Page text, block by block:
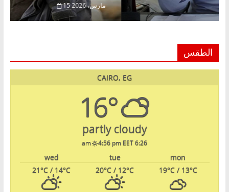
22 فبراير، 2026
الطقس
CAIRO, EG
16°
partly cloudy
6:26 am
4:56 pm EET
mon
tue
wed
19°C/ 13°C
20°C / 12°C
21°C / 14°C